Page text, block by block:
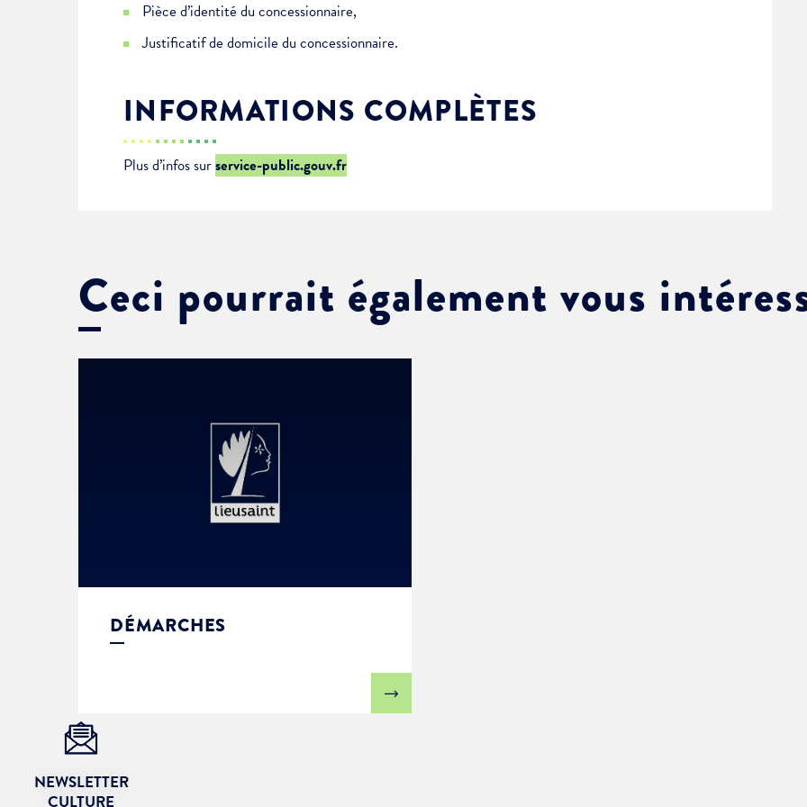
Pièce d’identité du concessionnaire,
Justificatif de domicile du concessionnaire.
INFORMATIONS COMPLÈTES
Plus d’infos surservice-public.gouv.fr
Ceci pourrait également vous
DÉMARCHES
NEWSLETTER
CULTURE